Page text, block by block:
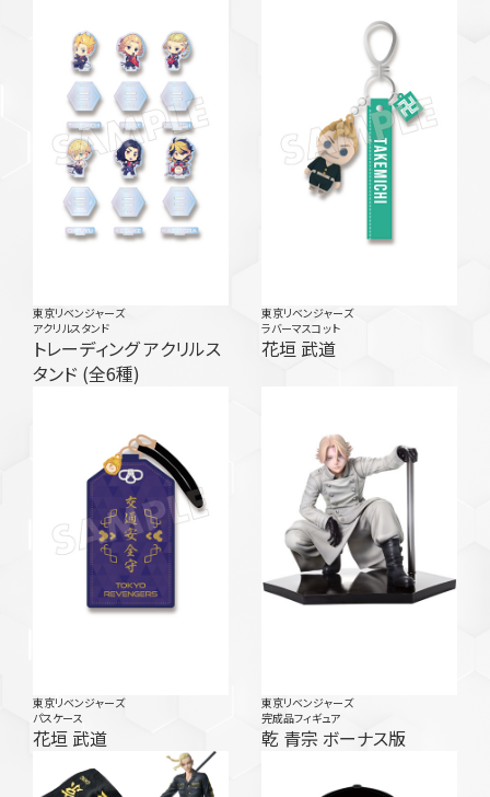
東京リベンジャーズ
アクリルスタンド
トレーディング アクリルス
タンド (全6種)
東京リベンジャーズ
ラバーマスコット
花垣 武道
東京リベンジャーズ
パスケース
花垣 武道
東京リベンジャーズ
完成品フィギュア
乾 青宗 ボーナス版